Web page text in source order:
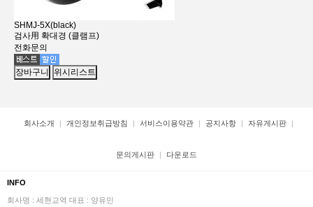
SHMJ-5X(black)
검사用 확대경 (클램프)
전화문의
장바구니 위시리스트
회사소개 개인정보취급방침 서비스이용약관 공지사항 자유게시판
문의게시판 다운로드
INFO
회사명 : 세현교역 대표 : 양유민